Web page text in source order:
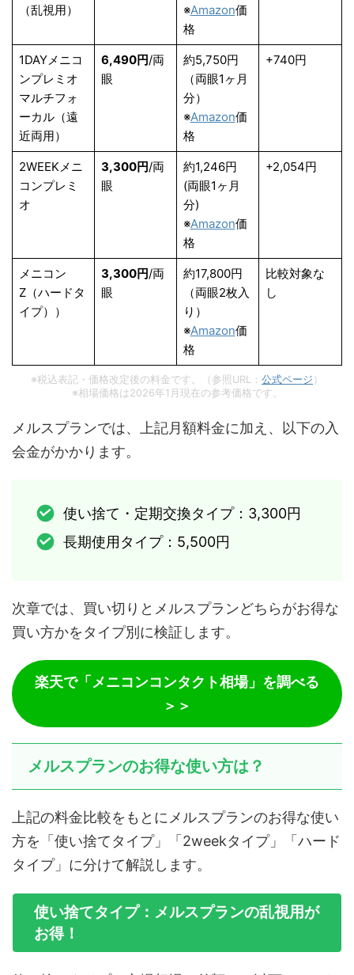
（乱視用）
※Amazon価
格
1DAYメニコ
ンプレミオ
マルチフォ
ーカル（遠
近両用）
6,490円/両
眼
約5,750円
（両眼1ヶ月
分）
※Amazon価
格
+740円
2WEEKメニ
コンプレミ
オ
3,300円/両
眼
約1,246円
(両眼1ヶ月
分)
※Amazon価
格
+2,054円
メニコン
Z（ハードタ
イプ））
3,300円/両
眼
約17,800円
（両眼2枚入
り）
※Amazon価
格
比較対象な
し
※税込表記・価格改定後の料金です。（参照URL： 公式ページ ）
※相場価格は2026年1月現在の参考価格です。
メルスプランでは、上記月額料金に加え、以下の入
会金がかかります。
使い捨て・定期交換タイプ：3,300円
長期使用タイプ：5,500円
次章では、買い切りとメルスプランどちらがお得な
買い方かをタイプ別に検証します。
楽天で「メニコンコンタクト相場」を調べる
＞＞
メルスプランのお得な使い方は？
上記の料金比較をもとにメルスプランのお得な使い
方を「使い捨てタイプ」「2weekタイプ」「ハード
タイプ」に分けて解説します。
使い捨てタイプ：メルスプランの乱視用が
お得！